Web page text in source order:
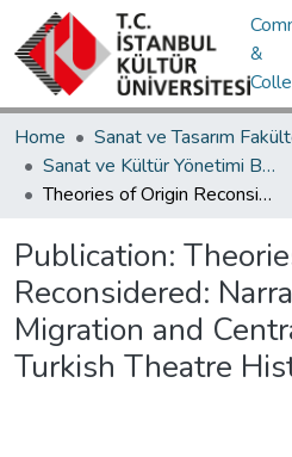
&
Home
Sanat ve Kültür Yönetimi Bölümü / Department of Art and Culture Management
Theories of Origin Reconsidered: Narratives of Migration and Central Asia in Turkish Theatre Historiography
Publication:
Reconsidered:
Migration and
Turkish Theatre